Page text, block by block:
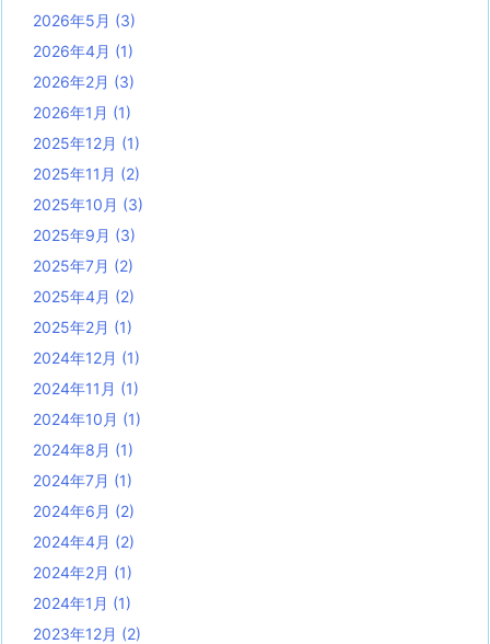
2026年5月 (3)
2026年4月 (1)
2026年2月 (3)
2026年1月 (1)
2025年12月 (1)
2025年11月 (2)
2025年10月 (3)
2025年9月 (3)
2025年7月 (2)
2025年4月 (2)
2025年2月 (1)
2024年12月 (1)
2024年11月 (1)
2024年10月 (1)
2024年8月 (1)
2024年7月 (1)
2024年6月 (2)
2024年4月 (2)
2024年2月 (1)
2024年1月 (1)
2023年12月 (2)